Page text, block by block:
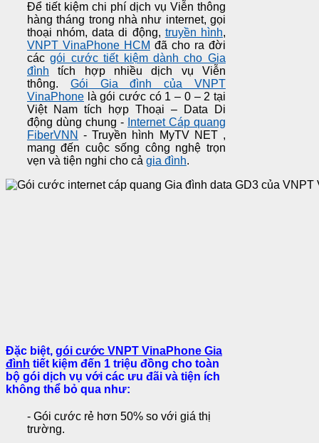
Để tiết kiệm chi phí dịch vụ Viễn thông
hàng tháng trong nhà như internet, gọi
thoại nhóm, data di động, truyền hình,
VNPT VinaPhone HCM đã cho ra đời
cácgói cước tiết kiệm dành cho Gia
đình tích hợp nhiều dịch vụ Viễn
thông. Gói Gia đình của VNPT
VinaPhone là gói cước có 1 – 0 – 2 tại
Việt Nam tích hợp Thoại – Data Di
động dùng chung - Internet Cáp quang
FiberVNN - Truyền hình MyTV NET ,
mang đến cuộc sống công nghệ trọn
vẹn và tiện nghi cho cả gia đình.
Đặc biệt, gói cước VNPT VinaPhone Gia
đình tiết kiệm đến 1 triệu đồng cho toàn
bộ gói dịch vụ với các ưu đãi và tiện ích
không thể bỏ qua như:
- Gói cước rẻ hơn 50% so với giá thị
trường.